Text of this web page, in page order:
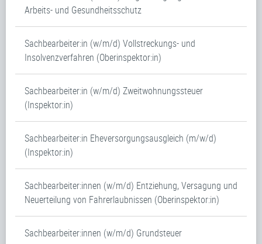
Arbeits- und Gesundheitsschutz
Sachbearbeiter:in (w/m/d) Vollstreckungs- und
Insolvenzverfahren (Oberinspektor:in)
Sachbearbeiter:in (w/m/d) Zweitwohnungssteuer
(Inspektor:in)
Sachbearbeiter:in Eheversorgungsausgleich (m/w/d)
(Inspektor:in)
Sachbearbeiter:innen (w/m/d) Entziehung, Versagung und
Neuerteilung von Fahrerlaubnissen (Oberinspektor:in)
Sachbearbeiter:innen (w/m/d) Grundsteuer